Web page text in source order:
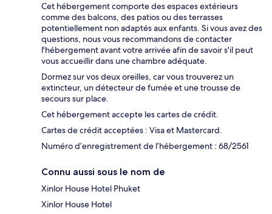
Cet hébergement comporte des espaces extérieurs
comme des balcons, des patios ou des terrasses
potentiellement non adaptés aux enfants. Si vous avez des
questions, nous vous recommandons de contacter
l'hébergement avant votre arrivée afin de savoir s'il peut
vous accueillir dans une chambre adéquate.
Dormez sur vos deux oreilles, car vous trouverez un
extincteur, un détecteur de fumée et une trousse de
secours sur place.
Cet hébergement accepte les cartes de crédit.
Cartes de crédit acceptées : Visa et Mastercard.
Numéro d’enregistrement de l’hébergement : 68/2561
Connu aussi sous le nom de
Xinlor House Hotel Phuket
Xinlor House Hotel